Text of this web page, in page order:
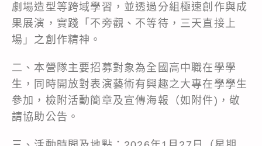
劇場造型等跨域學習，並透過分組極速創作與成
果展演，實踐「不旁觀、不等待，三天直接上
場」之創作精神。
二、本營隊主要招募對象為全國高中職在學學
生，同時開放對表演藝術有興趣之大專在學學生
參加，檢附活動簡章及宣傳海報（如附件)，敬
請協助公告。